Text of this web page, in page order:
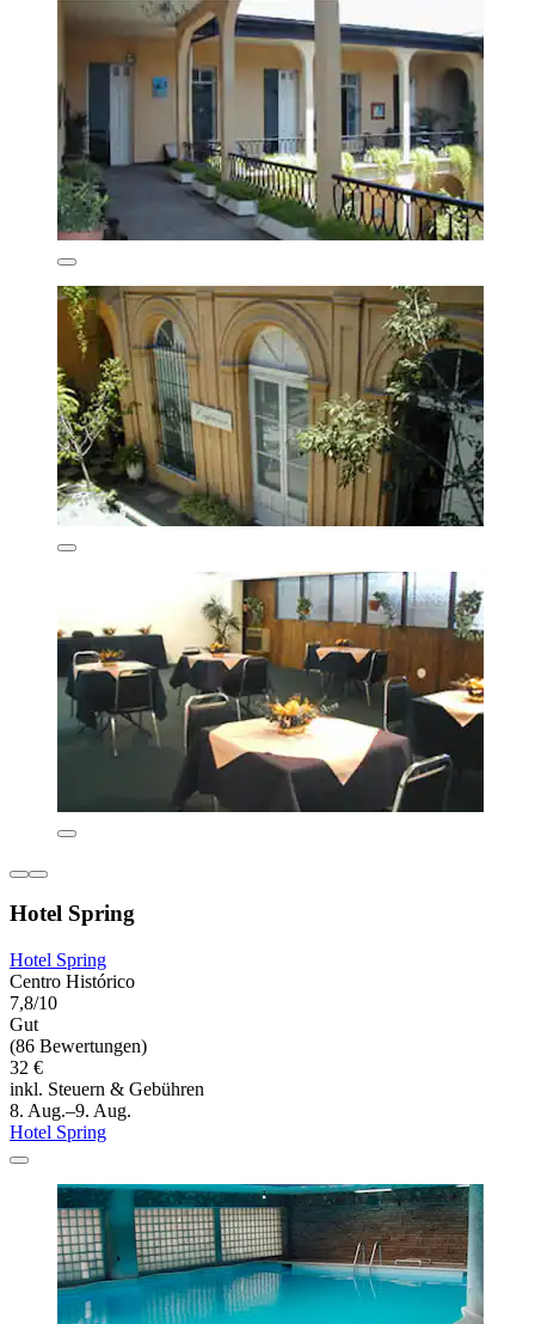
Hotel Spring
Hotel Spring
Centro Histórico
7,8/10
Gut
(86 Bewertungen)
32 €
inkl. Steuern & Gebühren
8. Aug.–9. Aug.
Hotel Spring